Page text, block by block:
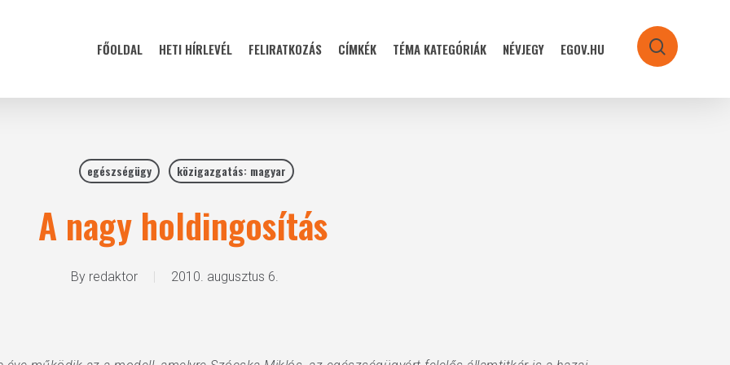
FŐOLDAL HETI HÍRLEVÉL FELIRATKOZÁS CÍMKÉK TÉMA KATEGÓRIÁK NÉVJEGY EGOV.HU search
egészségügy közigazgatás: magyar
A nagy holdingosítás
By redaktor 2010. augusztus 6.